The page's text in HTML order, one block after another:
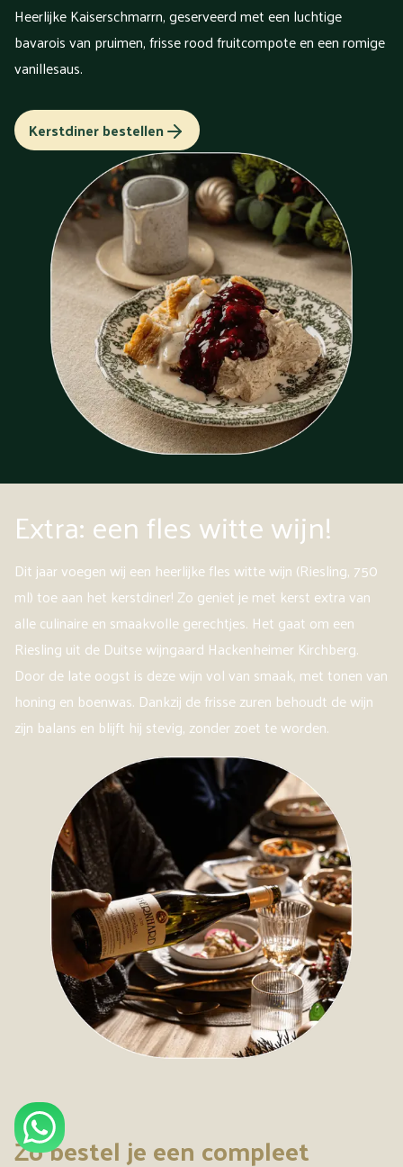
Heerlijke Kaiserschmarrn, geserveerd met een luchtige
bavarois van pruimen, frisse rood fruitcompote en een romige
vanillesaus.
Kerstdiner bestellen
Extra: een fles witte wijn!
Dit jaar voegen wij een heerlijke fles witte wijn (Riesling, 750
ml) toe aan het kerstdiner! Zo geniet je met kerst extra van
alle culinaire en smaakvolle gerechtjes. Het gaat om een
Riesling uit de Duitse wijngaard Hackenheimer Kirchberg.
Door de late oogst is deze wijn vol van smaak, met tonen van
honing en boenwas. Dankzij de frisse zuren behoudt de wijn
zijn balans en blijft hij stevig, zonder zoet te worden.
Zo bestel je een compleet